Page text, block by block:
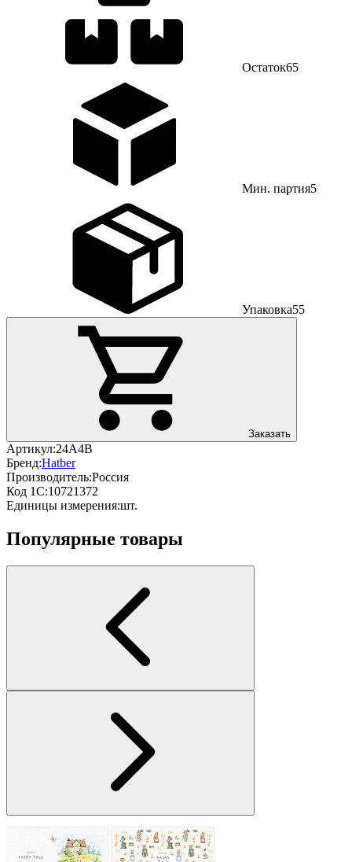
Остаток65
Мин. партия5
Упаковка55
Заказать
Артикул:24А4В
Бренд:Hatber
Производитель:Россия
Код 1С:10721372
Единицы измерения:шт.
Популярные товары